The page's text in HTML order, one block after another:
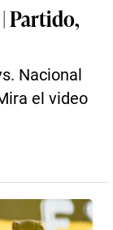
Partido,
Nacional
el video